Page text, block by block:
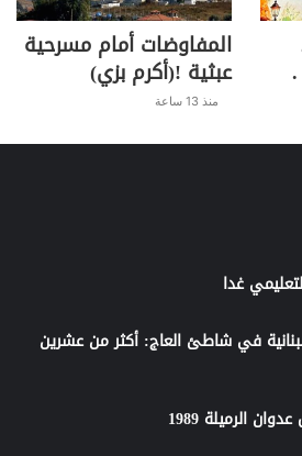
.
المفاوضات أمام مسرحية
عبثية !(أكرم بزي)
منذ 13 ساعة
غدا
في شاطئ العاج: أكثر من عشرين
الرميلة 1989